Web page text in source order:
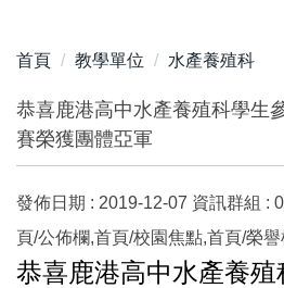
首頁 教學單位 水產養殖科
恭喜鹿港高中水產養殖科學生
賽榮獲團體亞軍
發佈日期 : 2019-12-07 資訊群組 :
頁/公佈欄,首頁/校園焦點,首頁/榮
恭喜鹿港高中水產養殖